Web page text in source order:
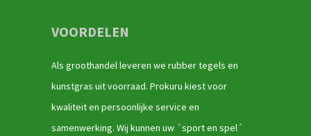
VOORDELEN
Als groothandel leveren we rubber tegels en
kunstgras uit voorraad. Prokuru kiest voor
kwaliteit en persoonlijke service en
samenwerking. Wij kunnen uw ´sport en spel´